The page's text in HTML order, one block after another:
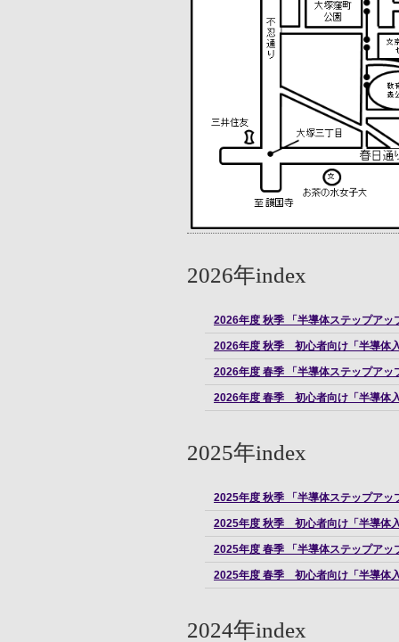
2026年index
2026年度 秋季 「半導体ステップア
2026年度 秋季 初心者向け「半導体
2026年度 春季 「半導体ステップア
2026年度 春季 初心者向け「半導体
2025年index
2025年度 秋季 「半導体ステップア
2025年度 秋季 初心者向け「半導体
2025年度 春季 「半導体ステップア
2025年度 春季 初心者向け「半導体
2024年index